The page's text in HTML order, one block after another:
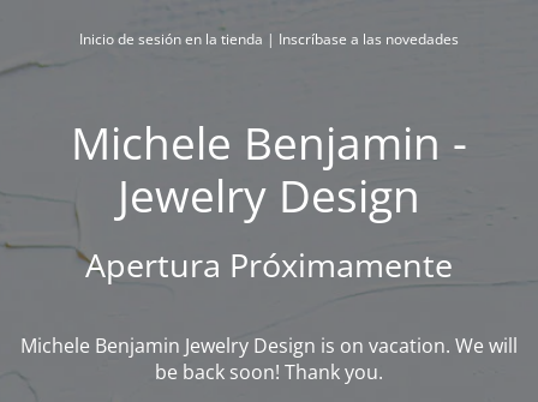
al
Inicio de sesión en la tienda | Inscríbase a las novedades
Michele Benjamin -
Jewelry Design
Apertura Próximamente
Michele Benjamin Jewelry Design is on vacation. We will
be back soon! Thank you.